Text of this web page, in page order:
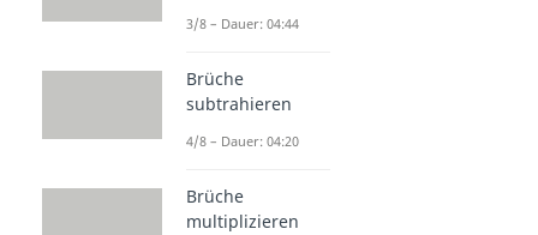
3/8 – Dauer: 04:44
Brüche
subtrahieren
4/8 – Dauer: 04:20
Brüche
multiplizieren